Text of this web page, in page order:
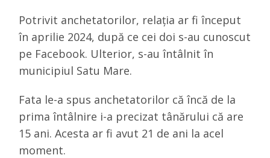
Potrivit anchetatorilor, relația ar fi început
în aprilie 2024, după ce cei doi s-au cunoscut
pe Facebook. Ulterior, s-au întâlnit în
municipiul Satu Mare.
Fata le-a spus anchetatorilor că încă de la
prima întâlnire i-a precizat tânărului că are
15 ani. Acesta ar fi avut 21 de ani la acel
moment.